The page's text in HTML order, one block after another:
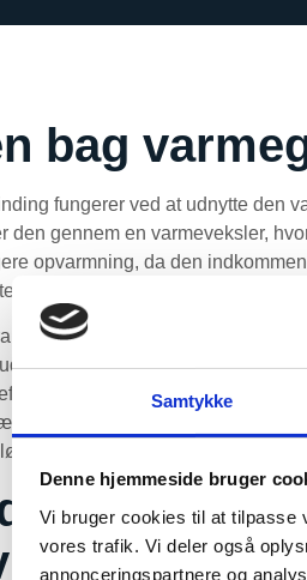
Samtykke
Denne hjemmeside bruger
Vi bruger cookies til at tilpasse
vores trafik. Vi deler også
annonceringspartnere og
bag
fungerer ved at udnytte den
den gennem en varmeveksler,
opvarmning, da den
i hjemmet, samtidig med
passiv og aktiv.
brug af ekstra energi. Disse
i energibesparelse. Aktiv
elektrisk energi, kan de også
i hjemmet.
ventilatorer